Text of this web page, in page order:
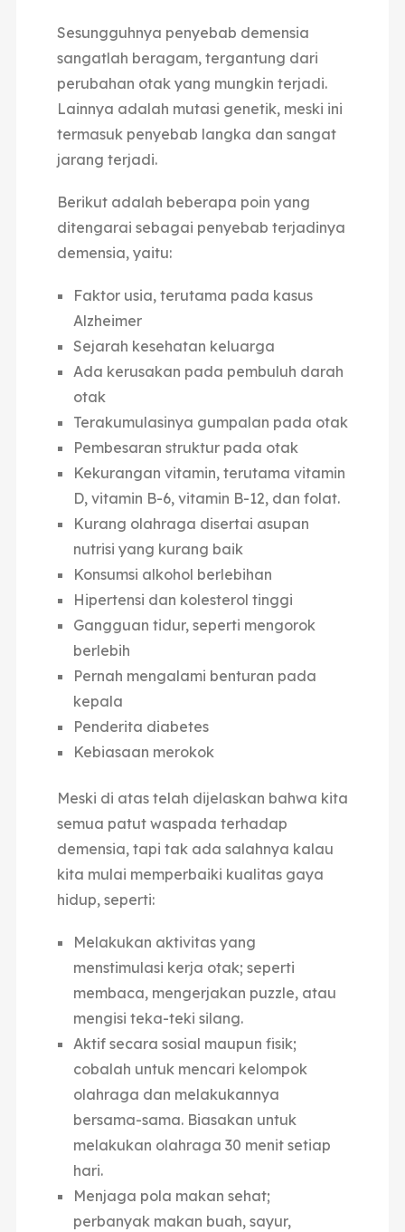
Sesungguhnya penyebab demensia
sangatlah beragam, tergantung dari
perubahan otak yang mungkin terjadi.
Lainnya adalah mutasi genetik, meski ini
termasuk penyebab langka dan sangat
jarang terjadi.
Berikut adalah beberapa poin yang
ditengarai sebagai penyebab terjadinya
demensia, yaitu:
Faktor usia, terutama pada kasus
Alzheimer
Sejarah kesehatan keluarga
Ada kerusakan pada pembuluh darah
otak
Terakumulasinya gumpalan pada otak
Pembesaran struktur pada otak
Kekurangan vitamin, terutama vitamin
D, vitamin B-6, vitamin B-12, dan folat.
Kurang olahraga disertai asupan
nutrisi yang kurang baik
Konsumsi alkohol berlebihan
Hipertensi dan kolesterol tinggi
Gangguan tidur, seperti mengorok
berlebih
Pernah mengalami benturan pada
kepala
Penderita diabetes
Kebiasaan merokok
Meski di atas telah dijelaskan bahwa kita
semua patut waspada terhadap
demensia, tapi tak ada salahnya kalau
kita mulai memperbaiki kualitas gaya
hidup, seperti:
Melakukan aktivitas yang
menstimulasi kerja otak; seperti
membaca, mengerjakan puzzle, atau
mengisi teka-teki silang.
Aktif secara sosial maupun fisik;
cobalah untuk mencari kelompok
olahraga dan melakukannya
bersama-sama. Biasakan untuk
melakukan olahraga 30 menit setiap
hari.
Menjaga pola makan sehat;
perbanyak makan buah, sayur,